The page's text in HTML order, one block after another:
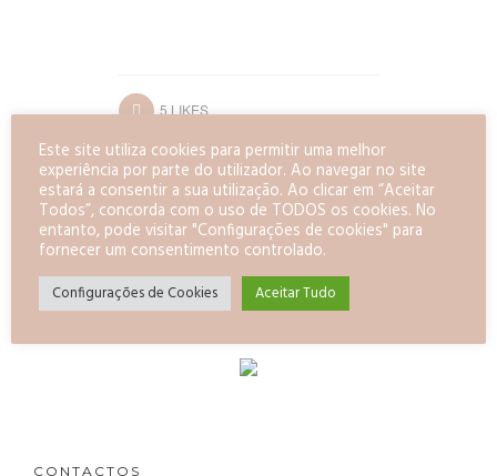
5 LIKES
CONTACTOS
Este site utiliza cookies para permitir uma melhor
experiência por parte do utilizador. Ao navegar no site
estará a consentir a sua utilização. Ao clicar em “Aceitar
Todos”, concorda com o uso de TODOS os cookies. No
entanto, pode visitar "Configurações de cookies" para
fornecer um consentimento controlado.
Configurações de Cookies Aceitar Tudo